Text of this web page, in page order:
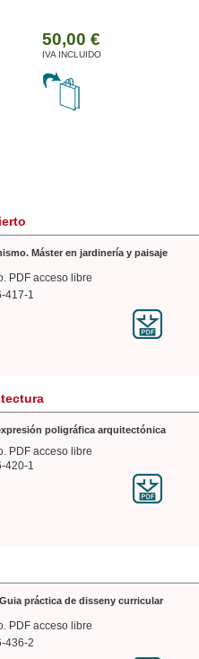
Máster en jardinería y paisaje
PDF acceso libre
417-1
poligráfica arquitectónica
PDF acceso libre
420-1
práctica de disseny curricular
PDF acceso libre
436-2